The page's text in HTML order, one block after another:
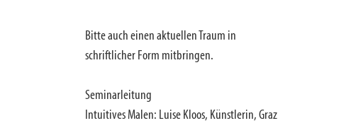
Bitte auch einen aktuellen Traum in
schriftlicher Form mitbringen.
Seminarleitung
Intuitives Malen: Luise Kloos, Künstlerin, Graz